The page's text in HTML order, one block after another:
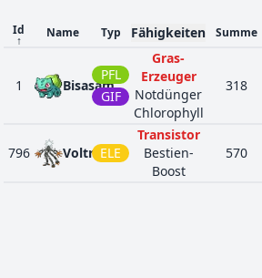
Id
↑
Name Typ Fähigkeiten Summe
1 Bisasam
PFL
GIF
Gras-
Erzeuger
Notdünger
Chlorophyll
318
796 Voltriant
ELE
Transistor
Bestien-
Boost
570